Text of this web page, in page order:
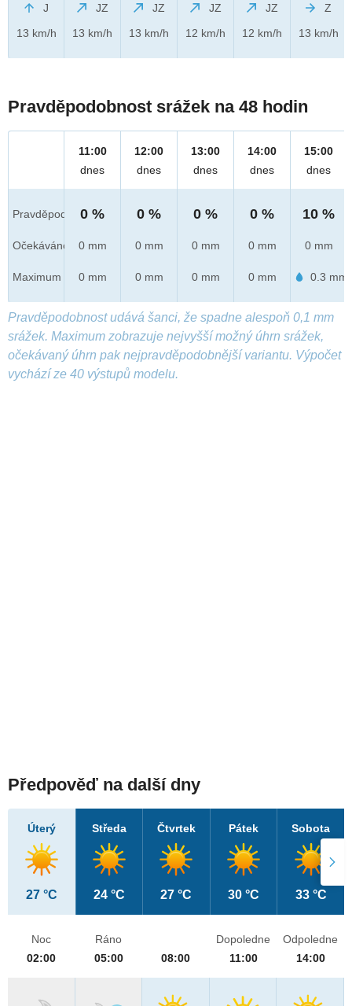
J
13 km/h
JZ
13 km/h
JZ
13 km/h
JZ
12 km/h
JZ
12 km/h
Z
13 km/h
Pravděpodobnost srážek na 48 hodin
Pravděpod.
Očekáváno
Maximum
11:00
dnes
0 %
0 mm
0 mm
12:00
dnes
0 %
0 mm
0 mm
13:00
dnes
0 %
0 mm
0 mm
14:00
dnes
0 %
0 mm
0 mm
15:00
dnes
10 %
0 mm
0.3 mm
Pravděpodobnost udává šanci, že spadne alespoň 0,1 mm
srážek. Maximum zobrazuje nejvyšší možný úhrn srážek,
očekávaný úhrn pak nejpravděpodobnější variantu. Výpočet
vychází ze 40 výstupů modelu.
Předpověď na další dny
Úterý
27 °C
Středa
24 °C
Čtvrtek
27 °C
Pátek
30 °C
Sobota
33 °C
Noc
02:00
Ráno
05:00
08:00
Dopoledne
11:00
Odpoledne
14:00